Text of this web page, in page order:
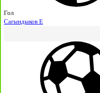
Гол
Сагындыков Е